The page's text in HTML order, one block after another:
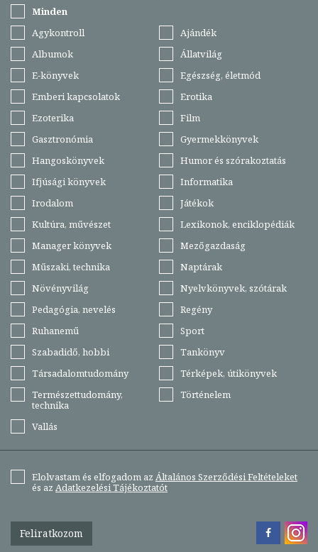
Minden
Agykontroll
Ajándék
Albumok
Állatvilág
E-könyvek
Egészség, életmód
Emberi kapcsolatok
Erotika
Ezoterika
Film
Gasztronómia
Gyermekkönyvek
Hangoskönyvek
Humor és szórakoztatás
Ifjúsági könyvek
Informatika
Irodalom
Játékok
Kultúra, művészet
Lexikonok, enciklopédiák
Manager könyvek
Mezőgazdaság
Műszaki, technika
Naptárak
Növényvilág
Nyelvkönyvek, szótárak
Pedagógia, nevelés
Regény
Ruhanemű
Sport
Szabadidő, hobbi
Tankönyv
Társadalomtudomány
Térképek, útikönyvek
Természettudomány,
technika
Történelem
Vallás
Elolvastam és elfogadom az Általános Szerződési Feltételeket
és az Adatkezelési Tájékoztatót
Feliratkozom